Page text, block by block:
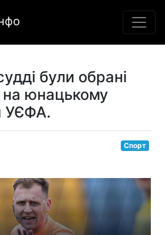
були обрані
юнацькому
УЄФА.
Спорт